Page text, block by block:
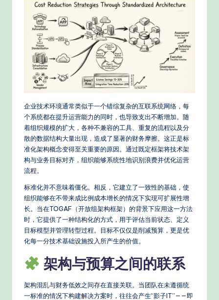
P
o
A
W
o
企业技术环境通常类似于一个错综复杂的互联系统网络，每
个系统都在提升运营能力的同时，也导致支出不断增加。随
着组织规模的扩大，各种不兼容的工具、重复的流程以及分
散的数据结构大量出现，造成了显著的财务摩擦。这正是标
准化架构概念变得至关重要的原因。通过既定框架将技术架
构与业务目标对齐，组织能够系统性地识别浪费并优化运营
流程。
标准化并不意味着僵化。相反，它建立了一致性的基础，使
组织能够在不带来成比例成本增长的情况下实现可扩展性增
长。当在TOGAF（开放组架构框架）的背景下应用这一方法
时，它提供了一种结构化的方式，用于评估当前状态、定义
目标模型并管理转型过程。目标不仅仅是削减预算，更是优
化每一分技术基础设施投入所产生的价值。
架构与预算之间的联系
架构混乱与财务低效之间存在直接关联。当团队在未遵循统
一标准的情况下构建解决方案时，往往会产生“影子IT”——即